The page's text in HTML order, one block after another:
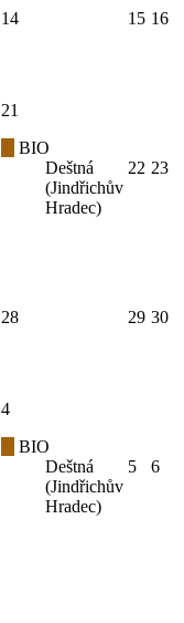
14 15 16
21
BIO
Deštná
(Jindřichův
Hradec)
22 23
28 29 30
4
BIO
Deštná
(Jindřichův
Hradec)
5 6